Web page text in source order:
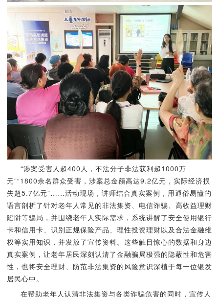
“涉案受害人超400人，不法分子非法获利超1000万
元”“1800余名群众受害，涉案总金额高达9.2亿元，实际经济损
失超5.7亿元”……活动现场，讲师结合真实案例，用通俗易懂的
语言剖析了针对老年人常见的非法集资、电信诈骗、高收益理财
陷阱等骗局，并围绕老年人实际需求，系统讲解了安全使用银行
卡和信用卡、识别正规保险产品、理性投资理财以及合法金融维
权等实用知识，并发放了宣传资料。这些触目惊心的数据和身边
真实案例，让老年居民深刻认清了金融骗局极强的隐蔽性和危害
性，也将安全理财、防范非法集资的风险意识深植于每一位银发
居民心中。
在帮助老年人认清非法集资与各类诈骗危害的同时，宣传人